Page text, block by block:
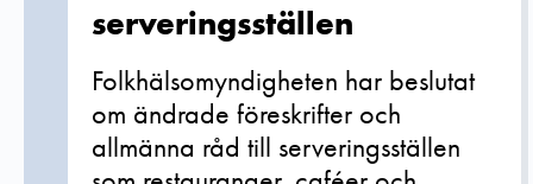
serveringsställen
Folkhälsomyndigheten har beslutat
om ändrade föreskrifter och
allmänna råd till serveringsställen